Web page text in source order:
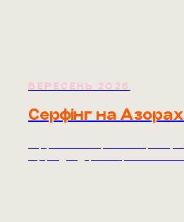
ВЕРЕСЕНЬ 2026
Серфінг на Азорах